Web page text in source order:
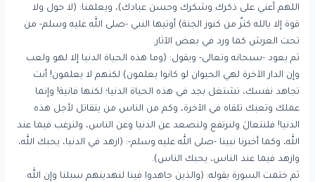
اللهم أعني على ذكرك وشكرك وحسن عبادك)، ويعلمنا: (لا حول ولا
قوة إلا بالله كنزٌ من كنوز الجنة) أوتيها النبي -صلى الله عليه وسلم- من
تحت العرش كما ورد في بعض الآثار.
ثم يعود -سبحانه وتعالى- ويقول: (وما هذه الحياة الدنيا إلا لهو ولعب
وإن الدار الآخرة لهي الحيوان لو كانوا يعلمون) لكنهم لا يعلمون! أنت
تجاهد نفسك، تشتغل بجد في هذه الحياة الدنيا؛ لكنها فانية! وإنما
عملك وتعبك تلقاه في الآخرة، وكم من الناس من يتقاتل لأجل هذه
الدنيا! فلنتعالَ ولنرتفع ولنصعد عن الدنيا وعن الناس، ولنرغب فيما عند
الله، وكما أخبرنا نبينا -صلى الله عليه وسلم-: (ازهد في الدنيا، يحبك الله،
وازهد فيما عند الناس، يحبك الناس).
ثم ختمت السورة بقوله: (والذين جاهدوا فينا لنهدينهم سبلنا وإن الله